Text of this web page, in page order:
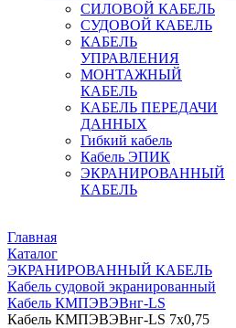
СИЛОВОЙ КАБЕЛЬ
СУДОВОЙ КАБЕЛЬ
КАБЕЛЬ
УПРАВЛЕНИЯ
МОНТАЖНЫЙ
КАБЕЛЬ
КАБЕЛЬ ПЕРЕДАЧИ
ДАННЫХ
Гибкий кабель
Кабель ЭПИК
ЭКРАНИРОВАННЫЙ
КАБЕЛЬ
Главная
Каталог
ЭКРАНИРОВАННЫЙ КАБЕЛЬ
Кабель судовой экранированный
Кабель КМПЭВЭВнг-LS
Кабель КМПЭВЭВнг-LS 7х0,75